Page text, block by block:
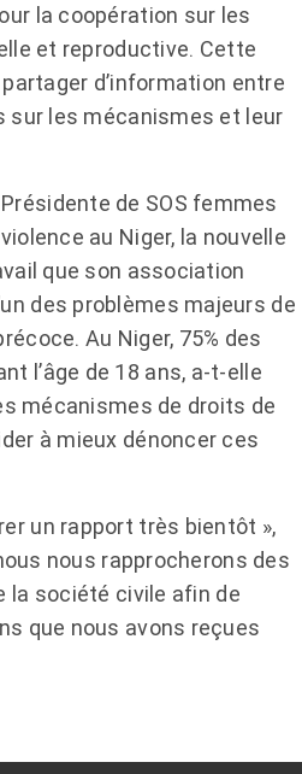
la coopération sur les
et reproductive. Cette
d’information entre
sur les mécanismes et leur
de SOS femmes
au Niger, la nouvelle
que son association
des problèmes majeurs de
Au Niger, 75% des
l’âge de 18 ans, a-t-elle
mécanismes de droits de
à mieux dénoncer ces
un rapport très bientôt »,
nous rapprocherons des
la société civile afin de
que nous avons reçues